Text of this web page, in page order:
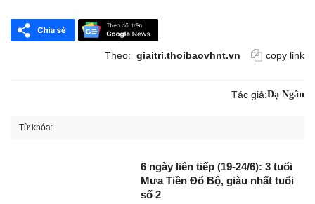
Theo: giaitri.thoibaovhnt.vn copy link
Tác giả:Dạ Ngân
Từ khóa:
6 ngày liên tiếp (19-24/6): 3 tuổi
Mưa Tiền Đổ Bộ, giàu nhất tuổi
số 2